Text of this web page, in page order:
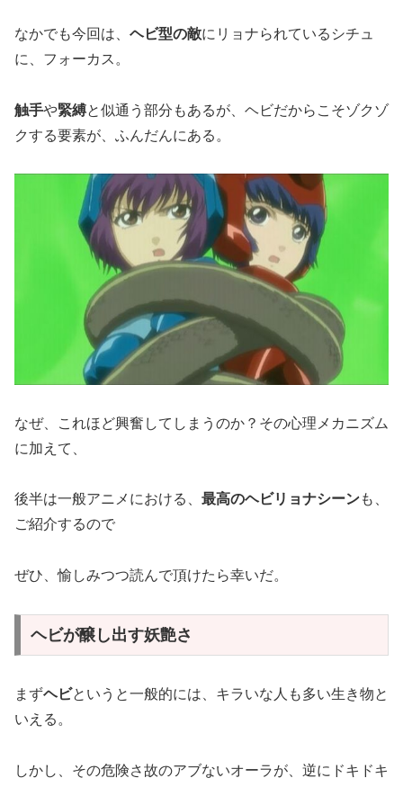
なかでも今回は、 ヘビ型の敵にリョナられているシチュ
に、フォーカス。
触手や緊縛と似通う部分もあるが、ヘビだからこそゾクゾ
クする要素が、ふんだんにある。
なぜ、これほど興奮してしまうのか？その心理メカニズム
に加えて、
後半は一般アニメにおける、 最高のヘビリョナシーンも、
ご紹介するので
ぜひ、愉しみつつ読んで頂けたら幸いだ。
ヘビが醸し出す妖艶さ
まずヘビというと一般的には、キラいな人も多い生き物と
いえる。
しかし、その危険さ故のアブないオーラが、逆にドキドキ